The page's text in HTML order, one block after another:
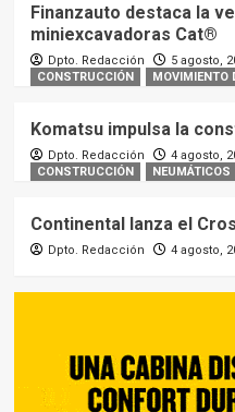
Finanzauto destaca la
miniexcavadoras Cat®
Dpto. Redacción 5 agosto,
CONSTRUCCIÓN
MOVIMIENTO
Komatsu impulsa la
Dpto. Redacción 4 agosto,
CONSTRUCCIÓN
NEUMÁTICOS
Continental lanza el
Dpto. Redacción 4 agosto,